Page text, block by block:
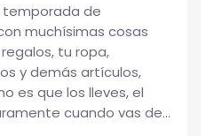
de
muchísimas cosas
tu ropa,
y demás artículos,
es que los lleves, el
cuando vas de...